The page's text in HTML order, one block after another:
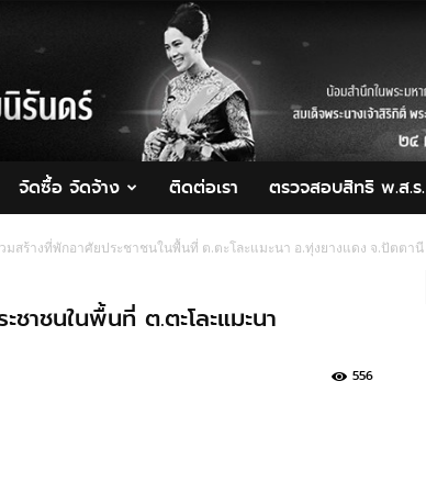
จัดซื้อ จัดจ้าง ติดต่อเรา ตรวจสอบสิทธิ พ.ส.ร.
วมสร้างที่พักอาศัยประชาชนในพื้นที่ ต.ตะโละแมะนา อ.ทุ่งยางแดง จ.ปัตตานี
าชนในพื้นที่ ต.ตะโละแมะนา
556